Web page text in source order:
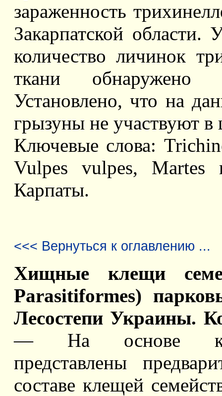
зараженность
Закарпатской
количество личинок
ткани
Установлено, что на
грызуны не участвуют
Ключевые слова:
Vulpes vulpes, Martes
Карпаты.
<<< Вернуться к оглавлению ...
Хищные клещи
Рarasitiformes)
Лесостепи Украины.
— На основе
представлены
составе клещей